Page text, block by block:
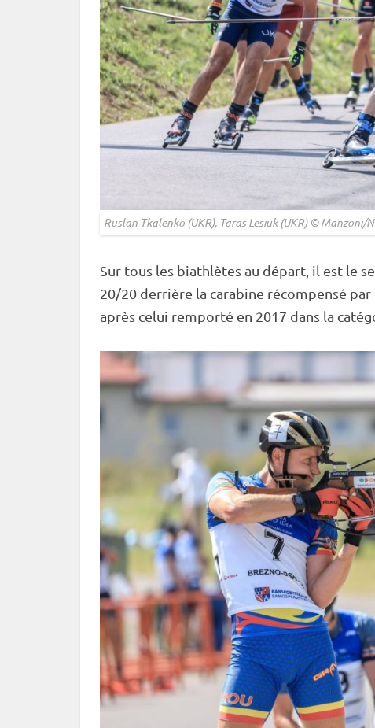
Ruslan Tkalenko (UKR), Taras Lesiuk (UKR) © Manzoni/
Sur tous les biathlètes au départ, il est le
20/20 derrière la carabine récompensé
après celui remporté en 2017 dans la